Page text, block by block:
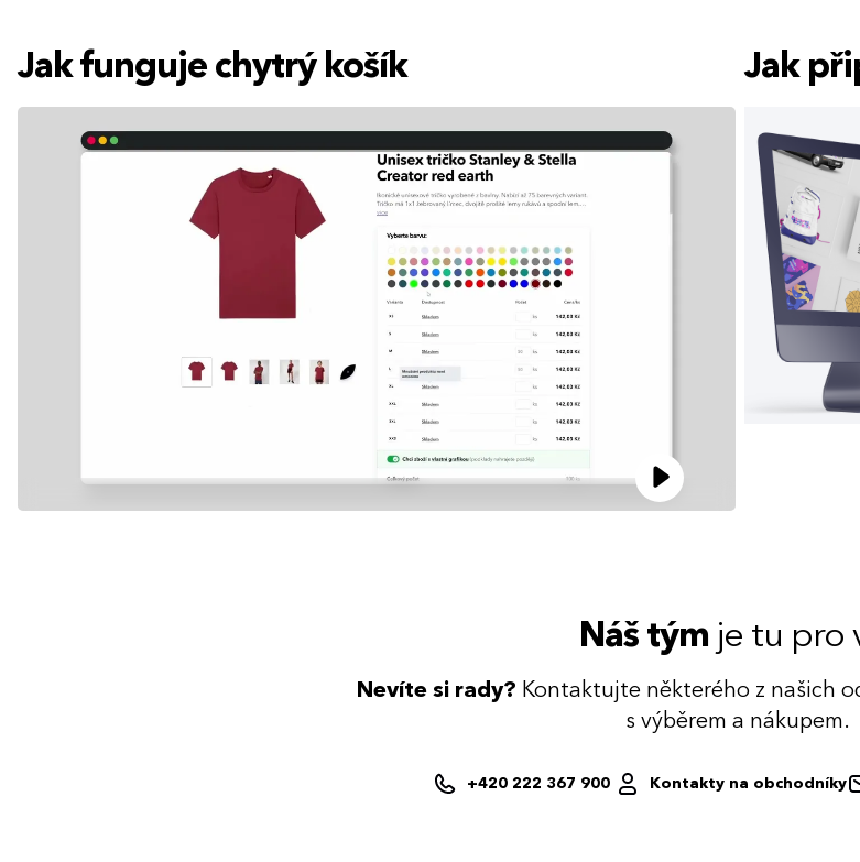
Jak funguje chytrý košík Jak
Náš tým je tu pro
Nevíte si rady? Kontaktujte některého z našich
s výběrem a nákupem.
+420 222 367 900 Kontakty na obchodníky